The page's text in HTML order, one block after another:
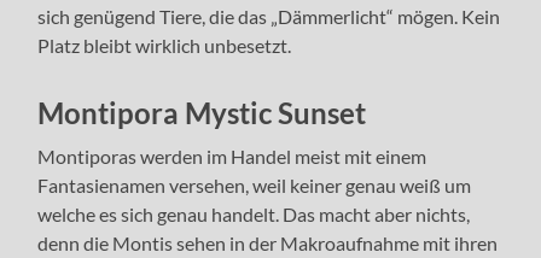
sich genügend Tiere, die das „Dämmerlicht“ mögen. Kein
Platz bleibt wirklich unbesetzt.
Montipora Mystic Sunset
Montiporas werden im Handel meist mit einem
Fantasienamen versehen, weil keiner genau weiß um
welche es sich genau handelt. Das macht aber nichts,
denn die Montis sehen in der Makroaufnahme mit ihren